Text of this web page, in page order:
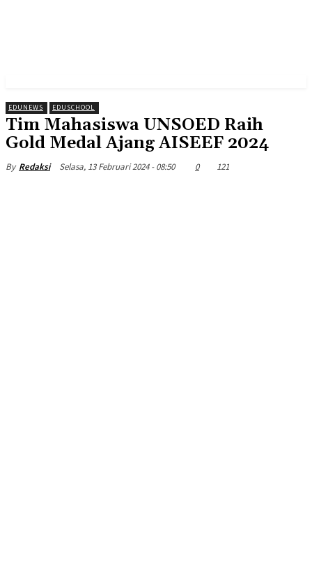
EDUNEWS EDUSCHOOL
Tim Mahasiswa UNSOED Raih
Gold Medal Ajang AISEEF 2024
By Redaksi Selasa, 13 Februari 2024 - 08:50 0 121